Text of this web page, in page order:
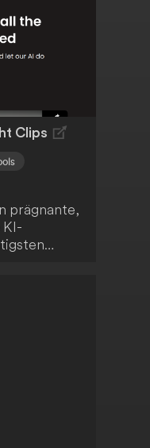
Clips
prägnante,
den